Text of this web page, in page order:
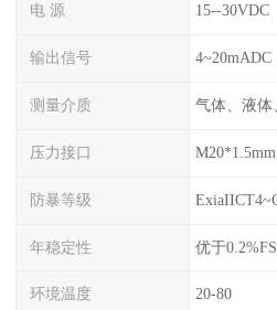
电 源 15--30VDC
输出信号 4~20mADC
测量介质 气体、液体
压力接口
防暴等级
年稳定性 优于
环境温度 20-80